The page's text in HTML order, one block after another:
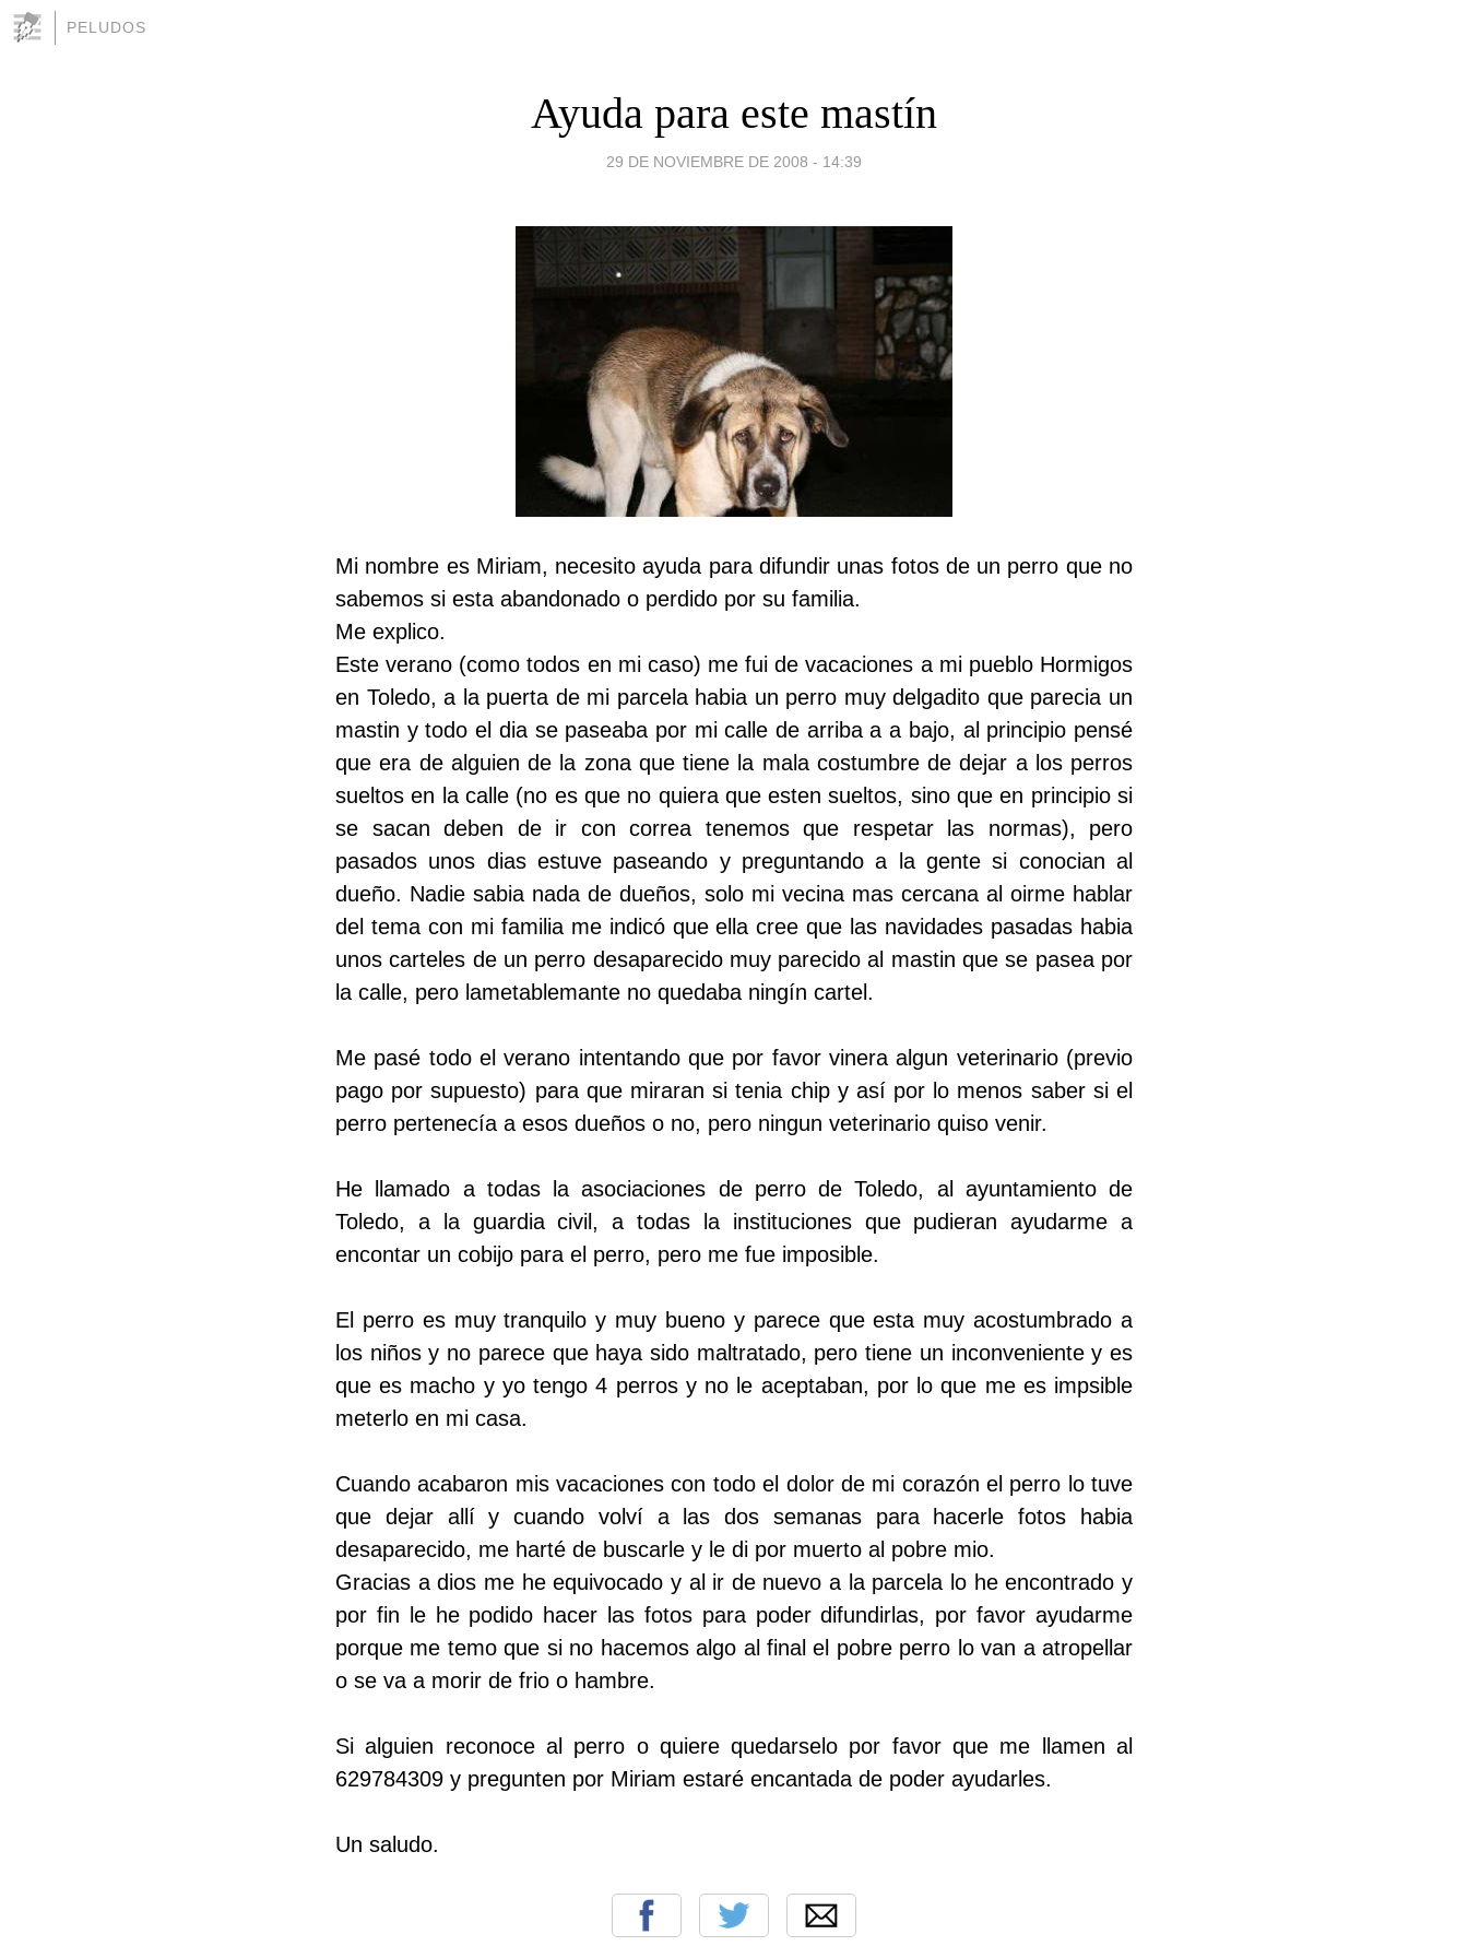
PELUDOS
Ayuda para este mastín
29 DE NOVIEMBRE DE 2008 - 14:39
Mi nombre es Miriam, necesito ayuda para difundir unas fotos de un perro que no
sabemos si esta abandonado o perdido por su familia.
Me explico.
Este verano (como todos en mi caso) me fui de vacaciones a mi pueblo Hormigos
en Toledo, a la puerta de mi parcela habia un perro muy delgadito que parecia un
mastin y todo el dia se paseaba por mi calle de arriba a a bajo, al principio pensé
que era de alguien de la zona que tiene la mala costumbre de dejar a los perros
sueltos en la calle (no es que no quiera que esten sueltos, sino que en principio si
se sacan deben de ir con correa tenemos que respetar las normas), pero
pasados unos dias estuve paseando y preguntando a la gente si conocian al
dueño. Nadie sabia nada de dueños, solo mi vecina mas cercana al oirme hablar
del tema con mi familia me indicó que ella cree que las navidades pasadas habia
unos carteles de un perro desaparecido muy parecido al mastin que se pasea por
la calle, pero lametablemante no quedaba ningín cartel.
Me pasé todo el verano intentando que por favor vinera algun veterinario (previo
pago por supuesto) para que miraran si tenia chip y así por lo menos saber si el
perro pertenecía a esos dueños o no, pero ningun veterinario quiso venir.
He llamado a todas la asociaciones de perro de Toledo, al ayuntamiento de
Toledo, a la guardia civil, a todas la instituciones que pudieran ayudarme a
encontar un cobijo para el perro, pero me fue imposible.
El perro es muy tranquilo y muy bueno y parece que esta muy acostumbrado a
los niños y no parece que haya sido maltratado, pero tiene un inconveniente y es
que es macho y yo tengo 4 perros y no le aceptaban, por lo que me es impsible
meterlo en mi casa.
Cuando acabaron mis vacaciones con todo el dolor de mi corazón el perro lo tuve
que dejar allí y cuando volví a las dos semanas para hacerle fotos habia
desaparecido, me harté de buscarle y le di por muerto al pobre mio.
Gracias a dios me he equivocado y al ir de nuevo a la parcela lo he encontrado y
por fin le he podido hacer las fotos para poder difundirlas, por favor ayudarme
porque me temo que si no hacemos algo al final el pobre perro lo van a atropellar
o se va a morir de frio o hambre.
Si alguien reconoce al perro o quiere quedarselo por favor que me llamen al
629784309 y pregunten por Miriam estaré encantada de poder ayudarles.
Un saludo.